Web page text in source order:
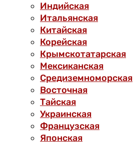
Индийская
Итальянская
Китайская
Корейская
Крымскотатарская
Мексиканская
Средиземноморская
Восточная
Тайская
Украинская
Французская
Японская